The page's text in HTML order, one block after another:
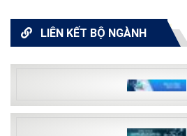
LIÊN KẾT BỘ NGÀNH